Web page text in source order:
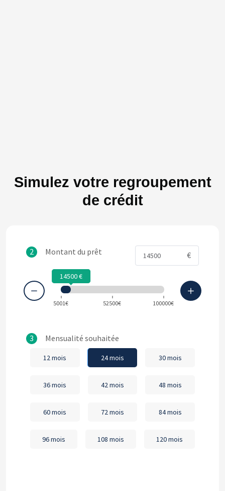
Simulez votre regroupement
de crédit
2 Montant du prêt €
14500
5001€ 52500€ 100000€
3 Mensualité souhaitée
12 mois 24 mois 30 mois
36 mois 42 mois 48 mois
60 mois 72 mois 84 mois
96 mois 108 mois 120 mois